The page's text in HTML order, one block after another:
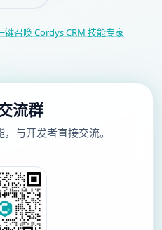
召唤 Cordys CRM 技能专家
流群
与开发者直接交流。